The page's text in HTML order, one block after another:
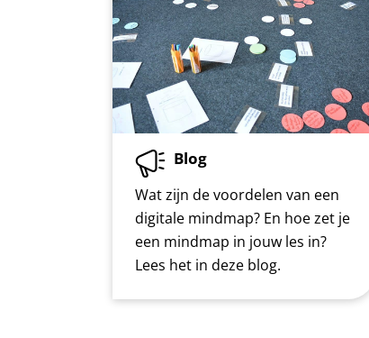
Blog
Wat zijn de voordelen van een
digitale mindmap? En hoe zet je
een mindmap in jouw les in?
Lees het in deze blog.